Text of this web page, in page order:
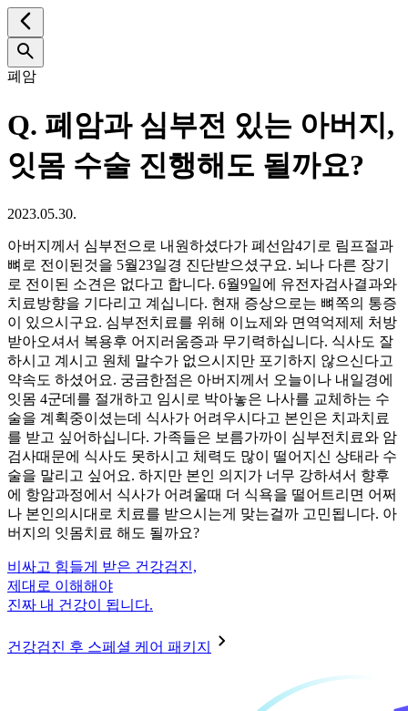
폐암
Q. 폐암과 심부전 있는 아버지,
잇몸 수술 진행해도 될까요?
2023.05.30.
아버지께서 심부전으로 내원하셨다가 폐선암4기로 림프절과
뼈로 전이된것을 5월23일경 진단받으셨구요. 뇌나 다른 장기
로 전이된 소견은 없다고 합니다. 6월9일에 유전자검사결과와
치료방향을 기다리고 계십니다. 현재 증상으로는 뼈쪽의 통증
이 있으시구요. 심부전치료를 위해 이뇨제와 면역억제제 처방
받아오셔서 복용후 어지러움증과 무기력하십니다. 식사도 잘
하시고 계시고 원체 말수가 없으시지만 포기하지 않으신다고
약속도 하셨어요. 궁금한점은 아버지께서 오늘이나 내일경에
잇몸 4군데를 절개하고 임시로 박아놓은 나사를 교체하는 수
술을 계획중이셨는데 식사가 어려우시다고 본인은 치과치료
를 받고 싶어하십니다. 가족들은 보름가까이 심부전치료와 암
검사때문에 식사도 못하시고 체력도 많이 떨어지신 상태라 수
술을 말리고 싶어요. 하지만 본인 의지가 너무 강하셔서 향후
에 항암과정에서 식사가 어려울때 더 식욕을 떨어트리면 어쩌
나 본인의시대로 치료를 받으시는게 맞는걸까 고민됩니다. 아
버지의 잇몸치료 해도 될까요?
비싸고 힘들게 받은 건강검진,
제대로 이해해야
진짜 내 건강이 됩니다.
건강검진 후 스페셜 케어 패키지